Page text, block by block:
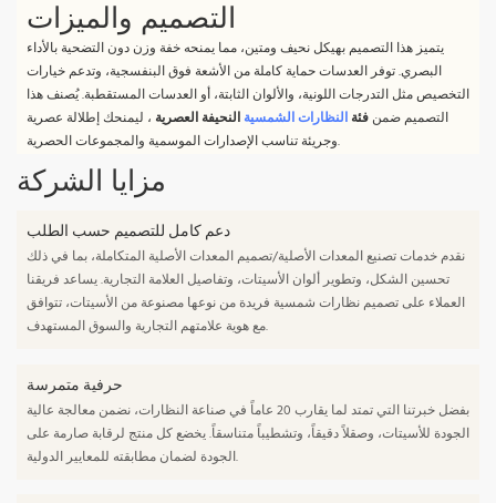
التصميم والميزات
يتميز هذا التصميم بهيكل نحيف ومتين، مما يمنحه خفة وزن دون التضحية بالأداء
البصري. توفر العدسات حماية كاملة من الأشعة فوق البنفسجية، وتدعم خيارات
التخصيص مثل التدرجات اللونية، والألوان الثابتة، أو العدسات المستقطبة. يُصنف هذا
التصميم ضمنفئةالنظارات الشمسية النحيفة العصرية ، ليمنحك إطلالة عصرية
وجريئة تناسب الإصدارات الموسمية والمجموعات الحصرية.
مزايا الشركة
دعم كامل للتصميم حسب الطلب
نقدم خدمات تصنيع المعدات الأصلية/تصميم المعدات الأصلية المتكاملة، بما في ذلك
تحسين الشكل، وتطوير ألوان الأسيتات، وتفاصيل العلامة التجارية. يساعد فريقنا
العملاء على تصميم نظارات شمسية فريدة من نوعها مصنوعة من الأسيتات، تتوافق
مع هوية علامتهم التجارية والسوق المستهدف.
حرفية متمرسة
بفضل خبرتنا التي تمتد لما يقارب 20 عاماً في صناعة النظارات، نضمن معالجة عالية
الجودة للأسيتات، وصقلاً دقيقاً، وتشطيباً متناسقاً. يخضع كل منتج لرقابة صارمة على
الجودة لضمان مطابقته للمعايير الدولية.